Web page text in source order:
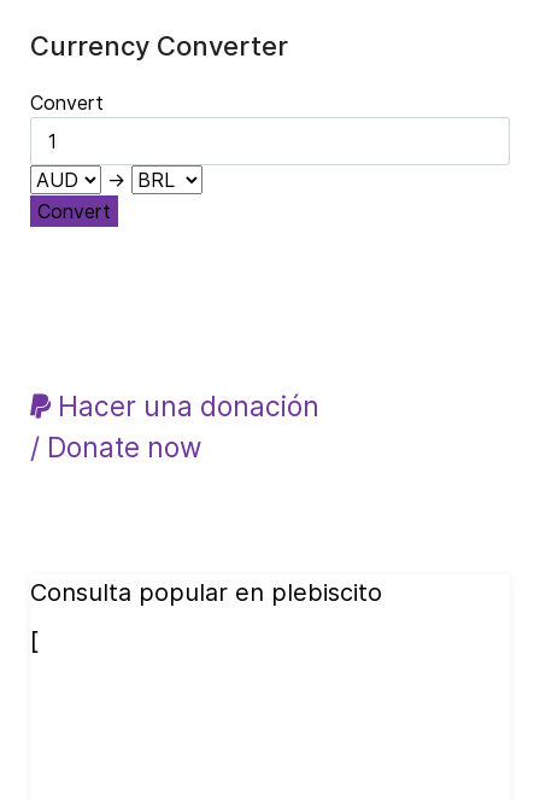
Currency Converter
Convert
→
Convert
Hacer una donación
/ Donate now
Consulta popular en plebiscito
[